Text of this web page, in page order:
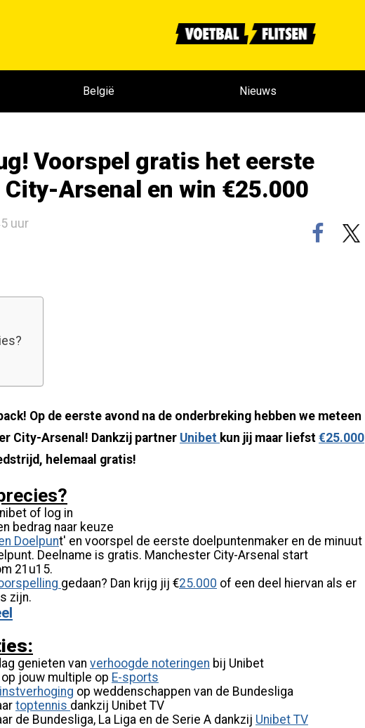
België Nieuws
Voorspel gratis het eerste
Arsenal en win €25.000
uur
Op de eerste avond na de onderbreking hebben we meteen
City-Arsenal! Dankzij partner Unibet kun jij maar liefst €25.000
helemaal gratis!
of log in
bedrag naar keuze
Doelpunt' en voorspel de eerste doelpuntenmaker en de minuut
Deelname is gratis. Manchester City-Arsenal start
21u15.
gedaan? Dan krijg jij €25.000 of een deel hiervan als er
zijn.
genieten van verhoogde noteringen bij Unibet
jouw multiple op E-sports
op weddenschappen van de Bundesliga
toptennis dankzij Unibet TV
de Bundesliga, La Liga en de Serie A dankzij Unibet TV